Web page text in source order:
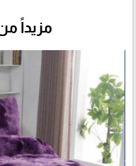
مزيداً